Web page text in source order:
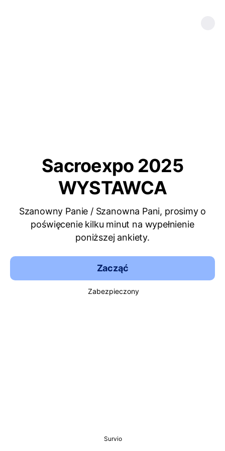
Sacroexpo 2025
WYSTAWCA
Szanowny Panie / Szanowna Pani, prosimy o
poświęcenie kilku minut na wypełnienie
poniższej ankiety.
Zacząć
Zabezpieczony
Survio